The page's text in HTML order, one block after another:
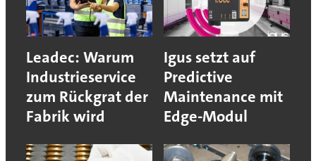
Leadec: Warum
Industrieservice
zum Rückgrat der
Fabrik wird
Igus setzt auf
Predictive
Maintenance mit
Edge-Modul